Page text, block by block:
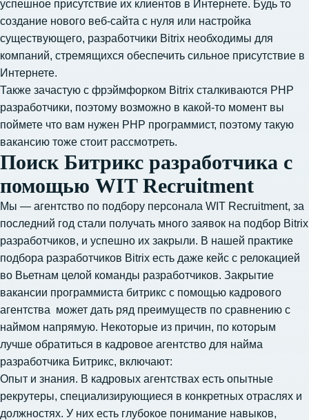
успешное присутствие их клиентов в Интернете. Будь то
создание нового веб-сайта с нуля или настройка
существующего, разработчики Bitrix необходимы для
компаний, стремящихся обеспечить сильное присутствие в
Интернете.
Также зачастую с фрэймфорком Bitrix сталкиваются PHP
разработчики, поэтому возможно в какой-то момент вы
поймете что вам нужен PHP программист, поэтому такую
вакансию тоже стоит рассмотреть.
Поиск Битрикс разработчика с
помощью WIT Recruitment
Мы — агентство по подбору персонала WIT Recruitment, за
последний год стали получать много заявок на подбор Bitrix
разработчиков, и успешно их закрыли. В нашей практике
подбора разработчиков Bitrix есть даже кейс с релокацией
во Вьетнам целой команды разработчиков. Закрытие
вакансии программиста битрикс с помощью кадрового
агентства может дать ряд преимуществ по сравнению с
наймом напрямую. Некоторые из причин, по которым
лучше обратиться в кадровое агентство для найма
разработчика Битрикс, включают:
Опыт и знания. В кадровых агентствах есть опытные
рекрутеры, специализирующиеся в конкретных отраслях и
должностях. У них есть глубокое понимание навыков,